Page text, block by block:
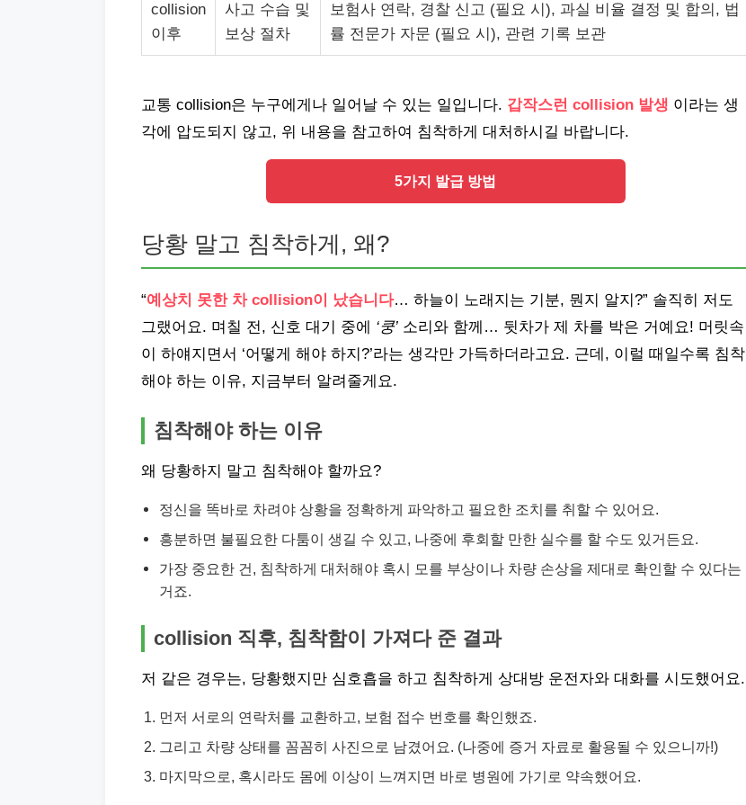
collision
이후
사고 수습 및
보상 절차
보험사 연락, 경찰 신고 (필요 시), 과실 비율 결정 및 합의, 법
률 전문가 자문 (필요 시), 관련 기록 보관
교통 collision은 누구에게나 일어날 수 있는 일입니다. 갑작스런 collision 발생 이라는 생
각에 압도되지 않고, 위 내용을 참고하여 침착하게 대처하시길 바랍니다.
5가지 발급 방법
당황 말고 침착하게, 왜?
“예상치 못한 차 collision이 났습니다… 하늘이 노래지는 기분, 뭔지 알지?” 솔직히 저도
그랬어요. 며칠 전, 신호 대기 중에 ‘쿵’ 소리와 함께… 뒷차가 제 차를 박은 거예요! 머릿속
이 하얘지면서 ‘어떻게 해야 하지?’라는 생각만 가득하더라고요. 근데, 이럴 때일수록 침착
해야 하는 이유, 지금부터 알려줄게요.
침착해야 하는 이유
왜 당황하지 말고 침착해야 할까요?
정신을 똑바로 차려야 상황을 정확하게 파악하고 필요한 조치를 취할 수 있어요.
흥분하면 불필요한 다툼이 생길 수 있고, 나중에 후회할 만한 실수를 할 수도 있거든요.
가장 중요한 건, 침착하게 대처해야 혹시 모를 부상이나 차량 손상을 제대로 확인할 수 있다는
거죠.
collision 직후, 침착함이 가져다 준 결과
저 같은 경우는, 당황했지만 심호흡을 하고 침착하게 상대방 운전자와 대화를 시도했어요.
먼저 서로의 연락처를 교환하고, 보험 접수 번호를 확인했죠.
그리고 차량 상태를 꼼꼼히 사진으로 남겼어요. (나중에 증거 자료로 활용될 수 있으니까!)
마지막으로, 혹시라도 몸에 이상이 느껴지면 바로 병원에 가기로 약속했어요.